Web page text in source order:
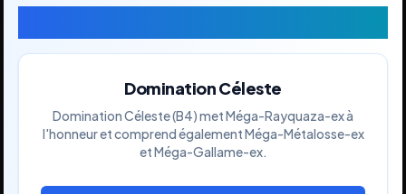
Domination Céleste
Domination Céleste (B4) met Méga-Rayquaza-ex à
l'honneur et comprend également Méga-Métalosse-ex
et Méga-Gallame-ex.